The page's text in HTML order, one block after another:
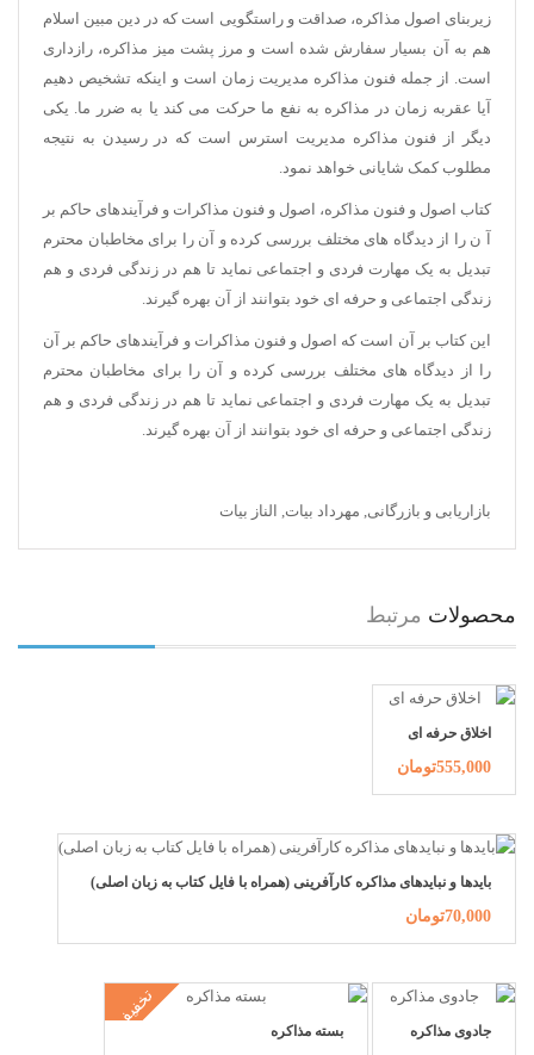
زیربنای اصول مذاکره، صداقت و راستگویی است که در دین مبین اسلام
هم به آن بسیار سفارش شده است و مرز پشت میز مذاکره، رازداری
است. از جمله فنون مذاکره مدیریت زمان است و اینکه تشخیص دهیم
آیا عقربه زمان در مذاکره به نفع ما حرکت می کند یا به ضرر ما. یکی
دیگر از فنون مذاکره مدیریت استرس است که در رسیدن به نتیجه
مطلوب کمک شایانی خواهد نمود.
کتاب اصول و فنون مذاکره، اصول و فنون مذاکرات و فرآیندهای حاکم بر
آ ن را از دیدگاه های مختلف بررسی کرده و آن را برای مخاطبان محترم
تبدیل به یک مهارت فردی و اجتماعی نماید تا هم در زندگی فردی و هم
زندگی اجتماعی و حرفه ای خود بتوانند از آن بهره گیرند.
این کتاب بر آن است که اصول و فنون مذاکرات و فرآیندهای حاکم بر آن
را از دیدگاه های مختلف بررسی کرده و آن را برای مخاطبان محترم
تبدیل به یک مهارت فردی و اجتماعی نماید تا هم در زندگی فردی و هم
زندگی اجتماعی و حرفه ای خود بتوانند از آن بهره گیرند.
بازاریابی و بازرگانی, مهرداد بیات, الناز بیات
محصولات مرتبط
اخلاق حرفه ای
555,000تومان
بایدها و نبایدهای مذاکره کارآفرینی (همراه با فایل کتاب به زبان اصلی)
70,000تومان
جادوی مذاکره تخفیف بسته مذاکره